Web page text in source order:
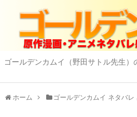
ゴールデンカムイ（野田サトル先生）
ホーム ゴールデンカムイ ネタバレ